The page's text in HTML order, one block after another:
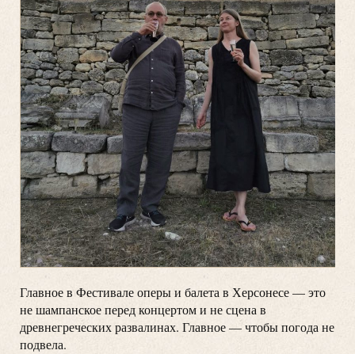
Главное в Фестивале оперы и балета в Херсонесе — это
не шампанское перед концертом и не сцена в
древнегреческих развалинах. Главное — чтобы погода не
подвела.